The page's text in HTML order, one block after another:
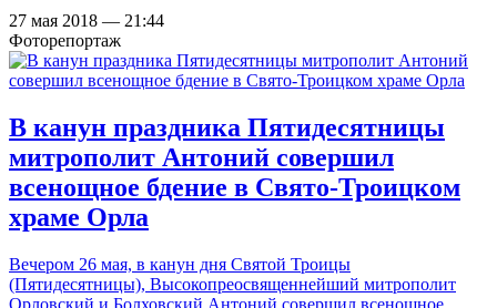
27 мая 2018 — 21:44
Фоторепортаж
В канун праздника Пятидесятницы
митрополит Антоний совершил
всенощное бдение в Свято-Троицком
храме Орла
Вечером 26 мая, в канун дня Святой Троицы
(Пятидесятницы), Высокопреосвященнейший митрополит
Орловский и Болховский Антоний совершил всенощное